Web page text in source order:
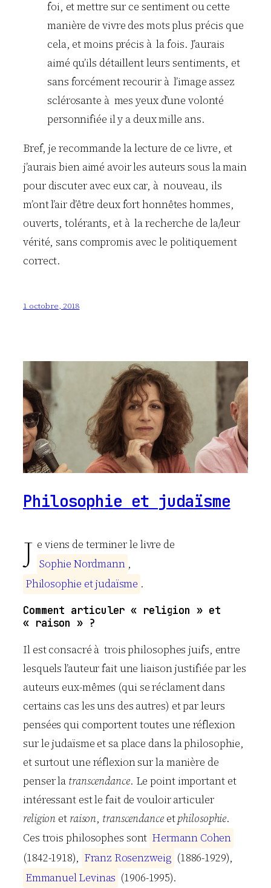
foi, et mettre sur ce sentiment ou cette
manière de vivre des mots plus précis que
cela, et moins précis à la fois. J’aurais
aimé qu’ils détaillent leurs sentiments, et
sans forcément recourir à l’image assez
sclérosante à mes yeux d’une volonté
personnifiée il y a deux mille ans.
Bref, je recommande la lecture de ce livre, et
j’aurais bien aimé avoir les auteurs sous la main
pour discuter avec eux car, à nouveau, ils
m’ont l’air d’être deux fort honnêtes hommes,
ouverts, tolérants, et à la recherche de la/leur
vérité, sans compromis avec le politiquement
correct.
1 octobre, 2018
Philosophie et judaïsme
J e viens de terminer le livre de
Sophie Nordmann ,
Philosophie etjudaïsme .
Comment articuler « religion » et
« raison » ?
Il est consacré à trois philosophes juifs, entre
lesquels l’auteur fait une liaison justifiée par les
auteurs eux-mêmes (qui se réclament dans
certains cas les uns des autres) et par leurs
pensées qui comportent toutes une réflexion
sur le judaïsme et sa place dans la philosophie,
et surtout une réflexion sur la manière de
penser la transcendance. Le point important et
intéressant est le fait de vouloir articuler
religion et raison, transcendanceetphilosophie.
Ces trois philosophes sont Hermann Cohen
(1842-1918), Franz Rosenzweig (1886-1929),
EmmanuelLevinas (1906-1995).